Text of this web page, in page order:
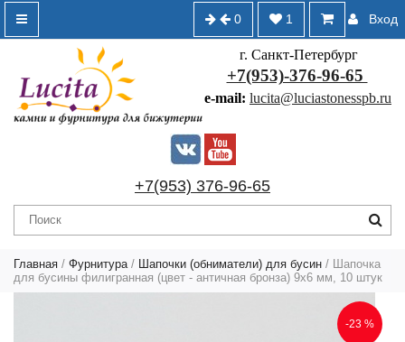
Вход
1
0
г. Санкт-Петербург
+7(953)-376-96-65
e-mail: lucita@luciastonesspb.ru
+7(953) 376-96-65
Главная / Фурнитура / Шапочки (обниматели) для бусин / Шапочка
для бусины филигранная (цвет - античная бронза) 9х6 мм, 10 штук
-23 %